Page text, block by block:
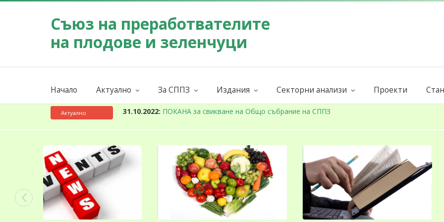
Съюз на преработвателите
на плодове и зеленчуци
Начало Актуално За СППЗ Издания Секторни анализи Проекти
Актуално
браншови организации за 31.10.2022: ПОКАНА за свикване на Общо събрание на СППЗ